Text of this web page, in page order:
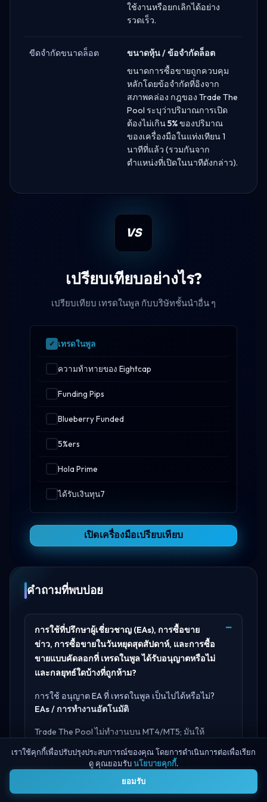
ใช้งานหรือยกเลิกได้อย่าง
รวดเร็ว.
ขีดจำกัดขนาดล็อต
ขนาดหุ้น / ข้อจำกัดล็อต
ขนาดการซื้อขายถูกควบคุม
หลักโดยข้อจำกัดที่อิงจาก
สภาพคล่อง กฎของ Trade The
Pool ระบุว่าปริมาณการเปิด
ต้องไม่เกิน5%ของปริมาณ
ของเครื่องมือในแท่งเทียน 1
นาทีที่แล้ว (รวมกันจาก
ตำแหน่งที่เปิดในนาทีดังกล่าว).
VS
เปรียบเทียบอย่างไร?
เปรียบเทียบ เทรดในพูล กับบริษัทชั้นนำอื่น ๆ
เทรดในพูล
ความท้าทายของ Eightcap
Funding Pips
Blueberry Funded
5%ers
Hola Prime
ได้รับเงินทุน7
เปิดเครื่องมือเปรียบเทียบ
คำถามที่พบบ่อย
การใช้ที่ปรึกษาผู้เชี่ยวชาญ (EAs), การซื้อขาย
ข่าว, การซื้อขายในวันหยุดสุดสัปดาห์, และการซื้อ
ขายแบบคัดลอกที่ เทรดในพูล ได้รับอนุญาตหรือไม่
และกลยุทธ์ใดบ้างที่ถูกห้าม?
การใช้ อนุญาต EA ที่ เทรดในพูล เป็นไปได้หรือไม่?
EAs / การทำงานอัตโนมัติ
Trade The Pool ไม่ทำงานบน MT4/MT5; มันให้
แพลตฟอร์มที่ใช้ TraderEvolution (เดสก์ท็อป/เว็บ/มือ
ถือ) การทำงานอัตโนมัติจะถูกจัดการผ่านเครื่องมือใน
แพลตฟอร์มและการรวม/บูสเตอร์ที่เลือกใช้ (เช่น
SignalStack) แทนที่จะเป็น EAs ของ MetaTrader.
เราใช้คุกกี้เพื่อปรับปรุงประสบการณ์ของคุณ โดยการดำเนินการต่อเพื่อเรียก
ดู คุณยอมรับนโยบายคุกกี้.
ยอมรับ